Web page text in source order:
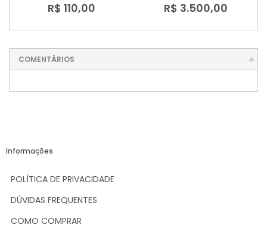
R$ 110,00 R$ 3.500,00
COMENTÁRIOS
Informações
POLÍTICA DE PRIVACIDADE
DÚVIDAS FREQUENTES
COMO COMPRAR